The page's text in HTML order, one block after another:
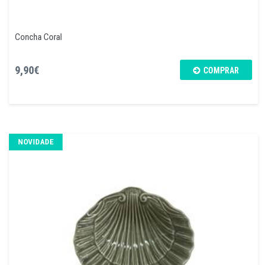
Concha Coral
9,90€ COMPRAR
NOVIDADE